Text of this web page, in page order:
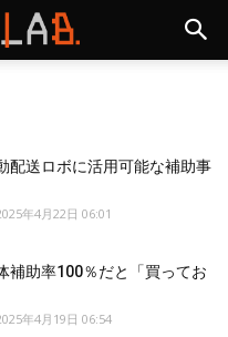
配送ロボに活用可能な補助事
年4月22日 06:01
補助率100％だと「買ってお
年4月19日 06:54